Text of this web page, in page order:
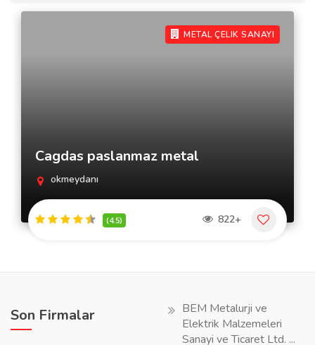
METAL ÇELIK SANAYI
Cagdas paslanmaz metal
okmeydanı
(4.5) 822+
Son Firmalar
BEM Metalurji ve
Elektrik Malzemeleri
Sanayi ve Ticaret Ltd. ...